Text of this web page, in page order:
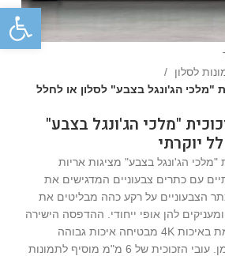
לסלון
"מלכי הג'ונגל בצבע" לסלון או לחלל
"מלכי הג'ונגל בצבע"
יוקרתי
"מלכי הג'ונגל בצבע" מציגות אריות
עם כתרים צבעוניים המדגישים את
הצבעוניים על רקע כהה מבליטים את
להן אופי ייחודי. ההדפסה הישירה
על זכוכית מחוסמת באיכות 4K מבטיחה איכות גבוהה
ועמידות לאורך זמן. עובי הזכוכית של 6 מ"מ מוסיף לתמונות